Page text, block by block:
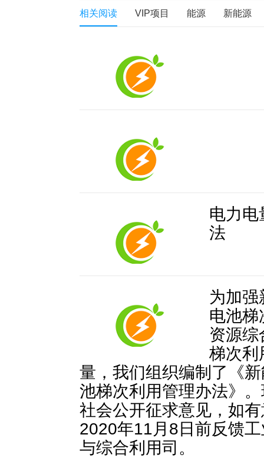
相关阅读 VIP项目 能源 新能源
电力电
法
为加强
电池梯
资源综
梯次利
量，我们组织编制了《
池梯次利用管理办法》
社会公开征求意见，如
2020年11月8日前反馈
与综合利用司。